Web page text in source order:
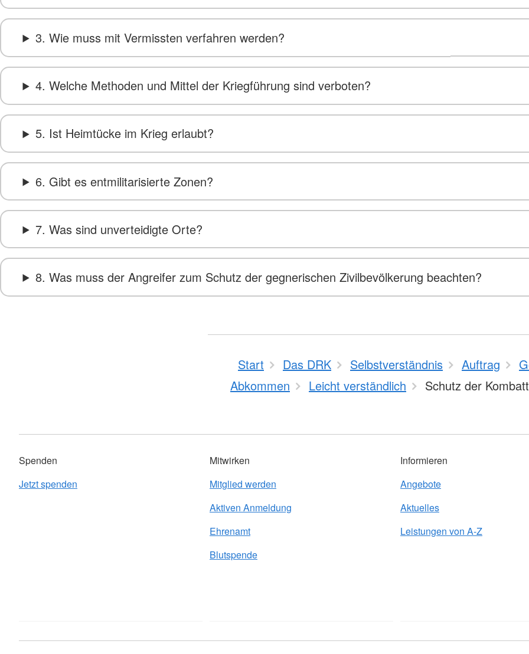
3. Wie muss mit Vermissten verfahren werden?
4. Welche Methoden und Mittel der Kriegführung sind verboten?
5. Ist Heimtücke im Krieg erlaubt?
6. Gibt es entmilitarisierte Zonen?
7. Was sind unverteidigte Orte?
8. Was muss der Angreifer zum Schutz der gegnerischen Zivilbevölkerung beachten?
Start Das DRK Selbstverständnis Auftrag
Abkommen
Leicht verständlich Schutz der
Spenden
Jetzt spenden
Mitwirken
Mitglied werden
Aktiven Anmeldung
Ehrenamt
Blutspende
Informieren
Angebote
Aktuelles
Leistungen von A-Z